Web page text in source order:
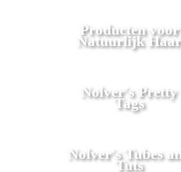
Producten voor
Natuurlijk Haar
Nolver's Pretty
Tags
Nolver's Tubes
Tuts